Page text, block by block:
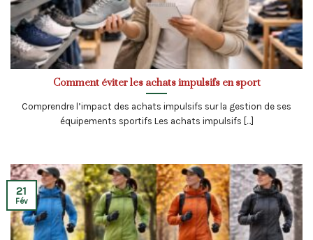
Comment éviter les achats impulsifs en sport
Comprendre l’impact des achats impulsifs sur la gestion de ses
équipements sportifs Les achats impulsifs [...]
21
Fév